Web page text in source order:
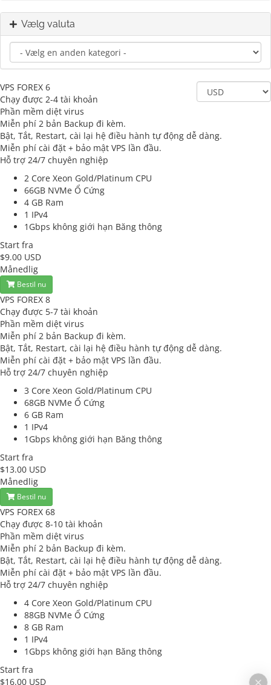
Vælg valuta
VPS FOREX 6
Chạy được 2-4 tài khoản
Phần mềm diệt virus
Miễn phí 2 bản Backup đi kèm.
Bật, Tắt, Restart, cài lại hệ điều hành tự động dễ dàng.
Miễn phí cài đặt + bảo mật VPS lần đầu.
Hỗ trợ 24/7 chuyên nghiệp
2 Core Xeon Gold/Platinum CPU
66GB NVMe Ổ Cứng
4 GB Ram
1 IPv4
1Gbps không giới hạn Băng thông
Start fra
$9.00 USD
Månedlig
Bestil nu
VPS FOREX 8
Chạy được 5-7 tài khoản
Phần mềm diệt virus
Miễn phí 2 bản Backup đi kèm.
Bật, Tắt, Restart, cài lại hệ điều hành tự động dễ dàng.
Miễn phí cài đặt + bảo mật VPS lần đầu.
Hỗ trợ 24/7 chuyên nghiệp
3 Core Xeon Gold/Platinum CPU
68GB NVMe Ổ Cứng
6 GB Ram
1 IPv4
1Gbps không giới hạn Băng thông
Start fra
$13.00 USD
Månedlig
Bestil nu
VPS FOREX 68
Chạy được 8-10 tài khoản
Phần mềm diệt virus
Miễn phí 2 bản Backup đi kèm.
Bật, Tắt, Restart, cài lại hệ điều hành tự động dễ dàng.
Miễn phí cài đặt + bảo mật VPS lần đầu.
Hỗ trợ 24/7 chuyên nghiệp
4 Core Xeon Gold/Platinum CPU
88GB NVMe Ổ Cứng
8 GB Ram
1 IPv4
1Gbps không giới hạn Băng thông
Start fra
$16.00 USD